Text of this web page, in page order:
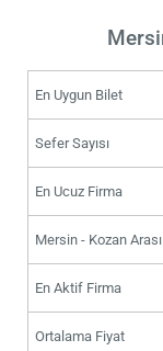
En Uygun Bilet
Sefer Sayısı
En Ucuz Firma
Mersin - Kozan
En Aktif Firma
Ortalama Fiyat